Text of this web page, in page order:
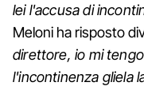
lei l'accusa di
Meloni ha risposto
direttore, io mi
l'incontinenza gliela